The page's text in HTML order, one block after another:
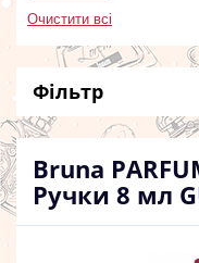
Очистити всі
Фільтр
Bruna
Ручки 8 мл